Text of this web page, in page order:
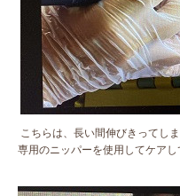
こちらは、長い間伸びきってし
専用のニッパーを使用してケアし